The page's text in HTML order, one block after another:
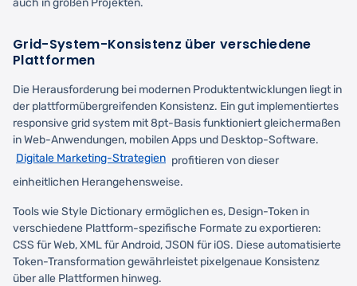
auch in großen Projekten.
Grid-System-Konsistenz über verschiedene
Plattformen
Die Herausforderung bei modernen Produktentwicklungen liegt in
der plattformübergreifenden Konsistenz. Ein gut implementiertes
responsive grid system mit 8pt-Basis funktioniert gleichermaßen
in Web-Anwendungen, mobilen Apps und Desktop-Software.
Digitale Marketing-Strategien profitieren von dieser
einheitlichen Herangehensweise.
Tools wie Style Dictionary ermöglichen es, Design-Token in
verschiedene Plattform-spezifische Formate zu exportieren:
CSS für Web, XML für Android, JSON für iOS. Diese automatisierte
Token-Transformation gewährleistet pixelgenaue Konsistenz
über alle Plattformen hinweg.